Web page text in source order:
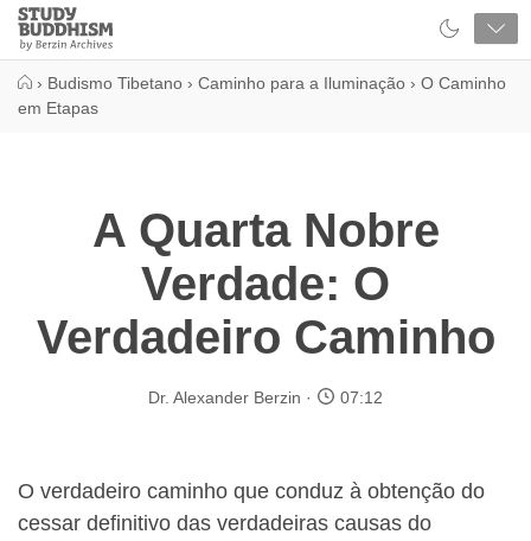
Close
Study
Buddhism
› Budismo Tibetano › Caminho para a Iluminação › O Caminho
em Etapas
A Quarta Nobre
Verdade: O
Verdadeiro Caminho
Dr. Alexander Berzin 07:12
O verdadeiro caminho que conduz à obtenção do
cessar definitivo das verdadeiras causas do